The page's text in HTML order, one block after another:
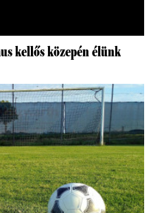
kellős közepén élünk